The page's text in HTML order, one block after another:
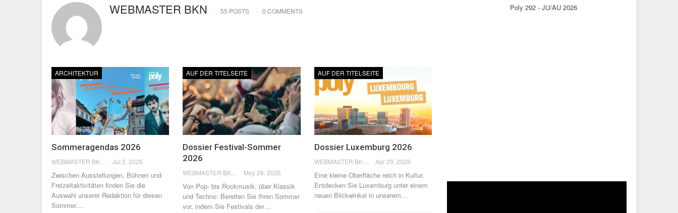
WEBMASTER BKN 55 POSTS 0 COMMENTS
ARCHITEKTUR
Sommeragendas 2026
Jul 2, 2026
Zwischen Ausstellungen, Bühnen und
Freizeitaktivitäten finden Sie die
Auswahl unserer Redaktion für diesen
Sommer.…
AUF DER TITELSEITE
Dossier Festival-Sommer
2026
May 28, 2026
Von Pop- bis Rockmusik, über Klassik
und Techno: Bereiten Sie Ihren Sommer
vor, indem Sie Festivals der…
AUF DER TITELSEITE
Dossier Luxemburg 2026
WEBMASTER BKN Apr 29, 2026
Eine kleine Oberfläche reich in Kultur.
Entdecken Sie Luxemburg unter einem
neuen Blickwinkel in unserem…
Poly 292 - JU/AU 2026